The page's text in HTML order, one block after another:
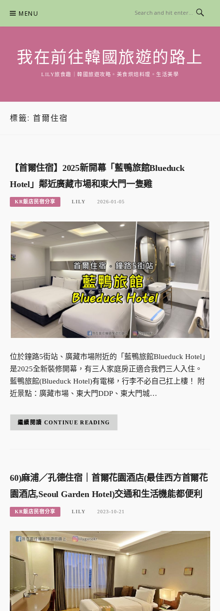
content
MENU
我在前往韓國旅遊的路上
LILY旅食趣｜韓國旅遊攻略。美食烘焙料理。生活美學
標籤: 首爾住宿
【首爾住宿】2025新開幕「藍鴨旅館Blueduck
Hotel」鄰近廣藏市場和東大門一隻雞
KR飯店民宿分享 LILY 2026-01-05
位於鐘路5街站、廣藏市場附近的「藍鴨旅館Blueduck Hotel」
是2025全新裝修開幕，有三人家庭房正適合我們三人入住。
藍鴨旅館(Blueduck Hotel)有電梯，行李不必自己扛上樓！ 附
近景點：廣藏市場、東大門DDP、東大門城…
CONTINUE READING
60)麻浦／孔德住宿｜首爾花園酒店(最佳西方首爾花
園酒店,Seoul Garden Hotel)交通和生活機能都便利
KR飯店民宿分享 LILY 2023-10-21